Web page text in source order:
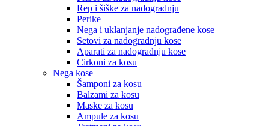
Rep i šiške za nadogradnju
Perike
Nega i uklanjanje nadograđene kose
Setovi za nadogradnju kose
Aparati za nadogradnju kose
Cirkoni za kosu
Nega kose
Šamponi za kosu
Balzami za kosu
Maske za kosu
Ampule za kosu